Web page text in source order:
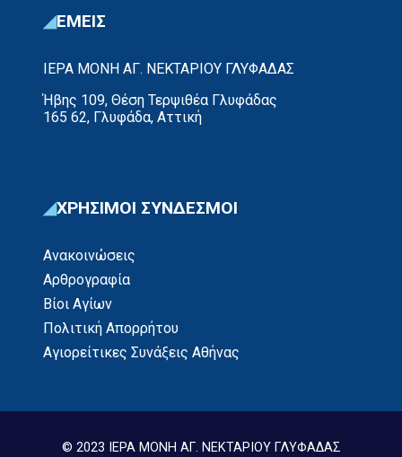
ΕΜΕΙΣ
ΙΕΡΑ ΜΟΝΗ ΑΓ. ΝΕΚΤΑΡΙΟΥ ΓΛΥΦΑΔΑΣ
Ήβης 109, Θέση Τερψιθέα Γλυφάδας
165 62, Γλυφάδα, Αττική
ΧΡΗΣΙΜΟΙ ΣΥΝΔΕΣΜΟΙ
Ανακοινώσεις
Αρθρογραφία
Βίοι Αγίων
Πολιτική Απορρήτου
Αγιορείτικες Συνάξεις Αθήνας
© 2023 ΙΕΡΑ ΜΟΝΗ ΑΓ. ΝΕΚΤΑΡΙΟΥ ΓΛΥΦΑΔΑΣ